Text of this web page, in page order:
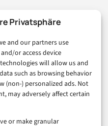
Privatsphäre
and our partners use
or access device
will allow us and
such as browsing behavior
(non-) personalized ads. Not
may adversely affect certain
or make granular